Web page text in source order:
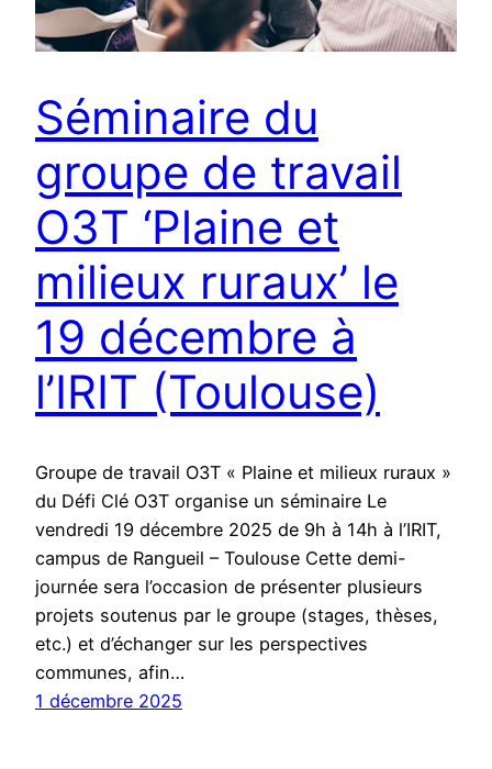
Séminaire du
groupe de travail
O3T ‘Plaine et
milieux ruraux’ le
19 décembre à
l’IRIT (Toulouse)
Groupe de travail O3T « Plaine et milieux ruraux »
du Défi Clé O3T organise un séminaire Le
vendredi 19 décembre 2025 de 9h à 14h à l’IRIT,
campus de Rangueil – Toulouse Cette demi-
journée sera l’occasion de présenter plusieurs
projets soutenus par le groupe (stages, thèses,
etc.) et d’échanger sur les perspectives
communes, afin…
1 décembre 2025